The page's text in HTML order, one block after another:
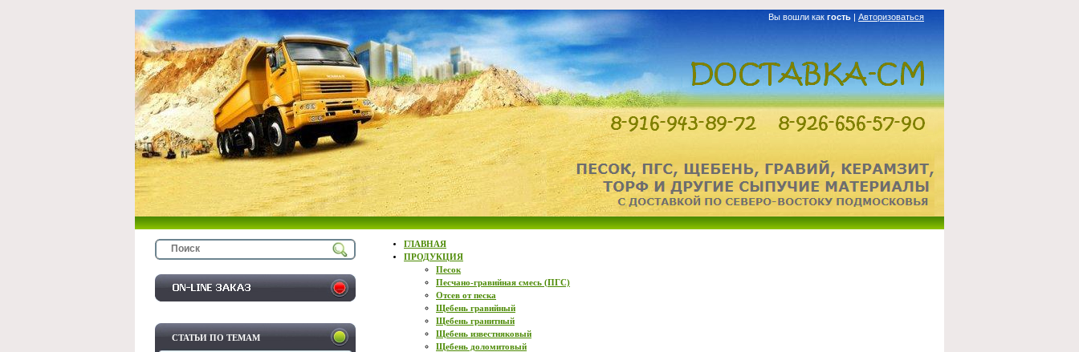
Вы вошли как гость | Авторизоваться
СТАТЬИ ПО ТЕМАМ
ГЛАВНАЯ
ПРОДУКЦИЯ
Песок
Песчано-гравийная смесь (ПГС)
Отсев от песка
Щебень гравийный
Щебень гранитный
Щебень известняковый
Щебень доломитовый